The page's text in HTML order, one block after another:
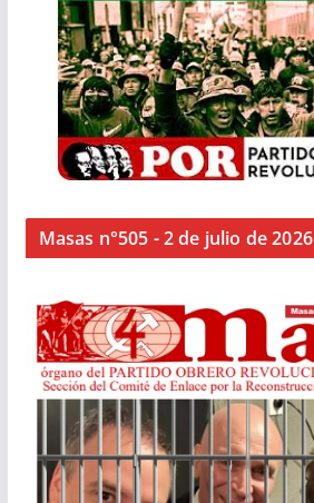
Masas n°505 - 2 de julio de 2026